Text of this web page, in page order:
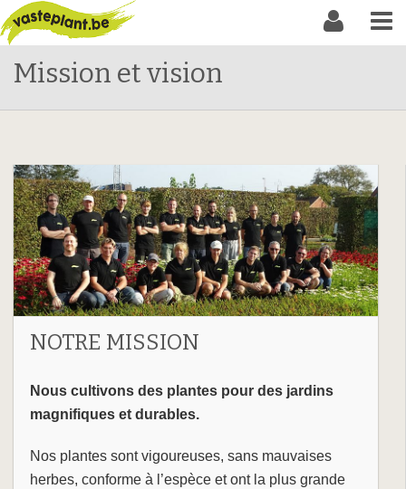
Mission et vision
NOTRE MISSION
Nous cultivons des plantes pour des jardins
magnifiques et durables.
Nos plantes sont vigoureuses, sans mauvaises
herbes, conforme à l’espèce et ont la plus grande